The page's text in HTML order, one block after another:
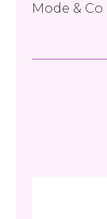
Mode & Co